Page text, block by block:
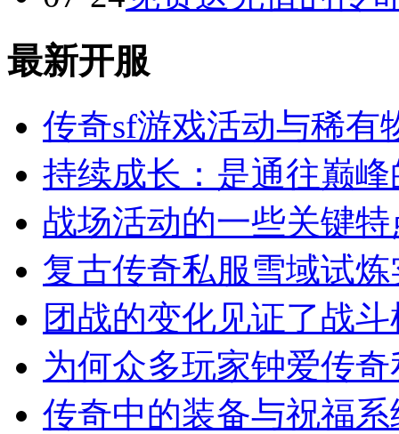
最新开服
传奇sf游戏活动与稀有
持续成长：是通往巅
战场活动的一些关键
复古传奇私服雪域试
团战的变化见证了战
为何众多玩家钟爱传
传奇中的装备与祝福